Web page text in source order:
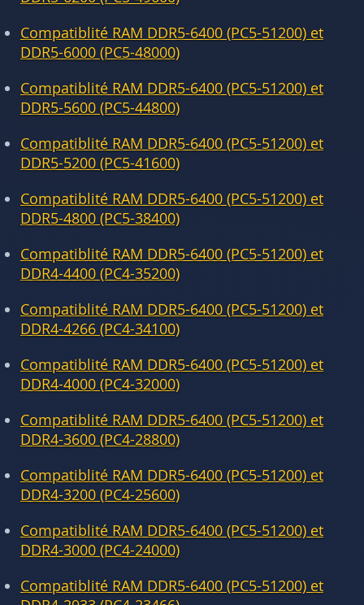
Compatiblité RAM DDR5-6400 (PC5-51200) et
DDR5-6000 (PC5-48000)
Compatiblité RAM DDR5-6400 (PC5-51200) et
DDR5-5600 (PC5-44800)
Compatiblité RAM DDR5-6400 (PC5-51200) et
DDR5-5200 (PC5-41600)
Compatiblité RAM DDR5-6400 (PC5-51200) et
DDR5-4800 (PC5-38400)
Compatiblité RAM DDR5-6400 (PC5-51200) et
DDR4-4400 (PC4-35200)
Compatiblité RAM DDR5-6400 (PC5-51200) et
DDR4-4266 (PC4-34100)
Compatiblité RAM DDR5-6400 (PC5-51200) et
DDR4-4000 (PC4-32000)
Compatiblité RAM DDR5-6400 (PC5-51200) et
DDR4-3600 (PC4-28800)
Compatiblité RAM DDR5-6400 (PC5-51200) et
DDR4-3200 (PC4-25600)
Compatiblité RAM DDR5-6400 (PC5-51200) et
DDR4-3000 (PC4-24000)
Compatiblité RAM DDR5-6400 (PC5-51200) et